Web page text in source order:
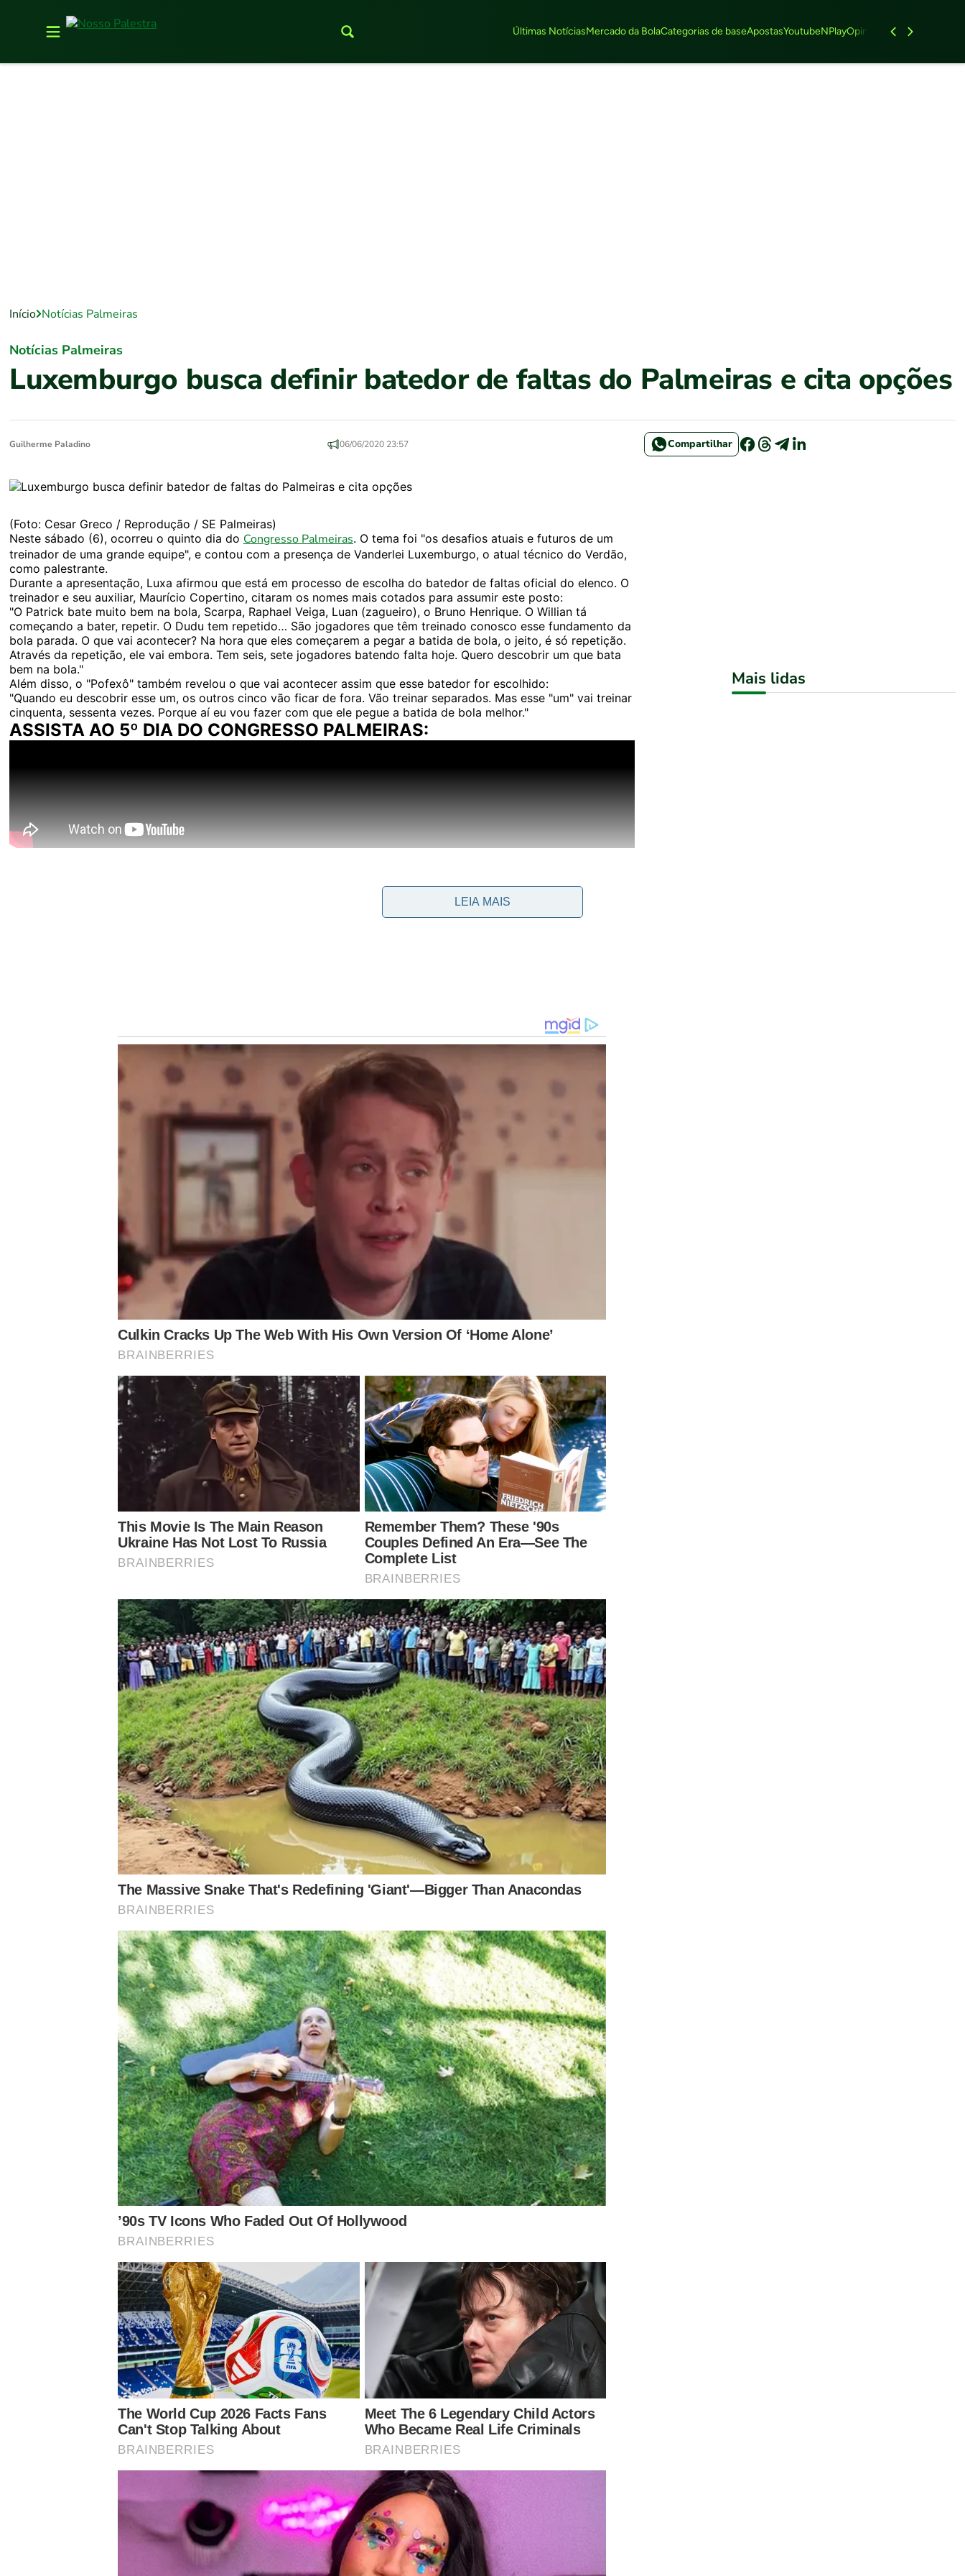
Últimas NotíciasMercado da BolaCategorias de baseApostasYoutubeNPlayOpinião Feminino
Início Notícias Palmeiras
Notícias Palmeiras
Luxemburgo busca definir batedor de faltas do Palmeiras e cita opções
Guilherme Paladino 06/06/2020 23:57 Compartilhar
(Foto: Cesar Greco / Reprodução / SE Palmeiras)
Neste sábado (6), ocorreu o quinto dia do Congresso Palmeiras. O tema foi "os desafios atuais e futuros de um
treinador de uma grande equipe", e contou com a presença de Vanderlei Luxemburgo, o atual técnico do Verdão,
como palestrante.
Durante a apresentação, Luxa afirmou que está em processo de escolha do batedor de faltas oficial do elenco. O
treinador e seu auxiliar, Maurício Copertino, citaram os nomes mais cotados para assumir este posto:
"O Patrick bate muito bem na bola, Scarpa, Raphael Veiga, Luan (zagueiro), o Bruno Henrique. O Willian tá
começando a bater, repetir. O Dudu tem repetido… São jogadores que têm treinado conosco esse fundamento da
bola parada. O que vai acontecer? Na hora que eles começarem a pegar a batida de bola, o jeito, é só repetição.
Através da repetição, ele vai embora. Tem seis, sete jogadores batendo falta hoje. Quero descobrir um que bata
bem na bola."
Além disso, o "Pofexô" também revelou o que vai acontecer assim que esse batedor for escolhido:
"Quando eu descobrir esse um, os outros cinco vão ficar de fora. Vão treinar separados. Mas esse "um" vai treinar
cinquenta, sessenta vezes. Porque aí eu vou fazer com que ele pegue a batida de bola melhor."
ASSISTA AO 5º DIA DO CONGRESSO PALMEIRAS:
Tag-Nosso Palestra Vanderlei Luxemburgo
Mais lidas
LEIA MAIS